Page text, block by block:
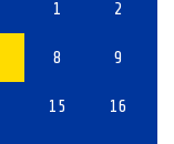
1 2
8 9
15 16